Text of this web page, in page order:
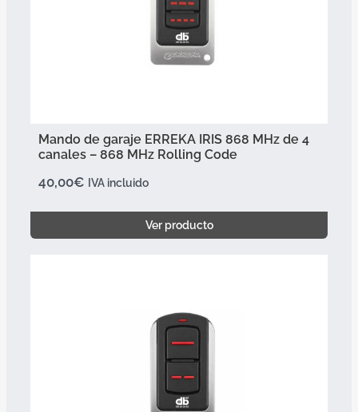
Mando de garaje ERREKA IRIS 868 MHz de 4
canales – 868 MHz Rolling Code
40,00€ IVA incluido
Ver producto